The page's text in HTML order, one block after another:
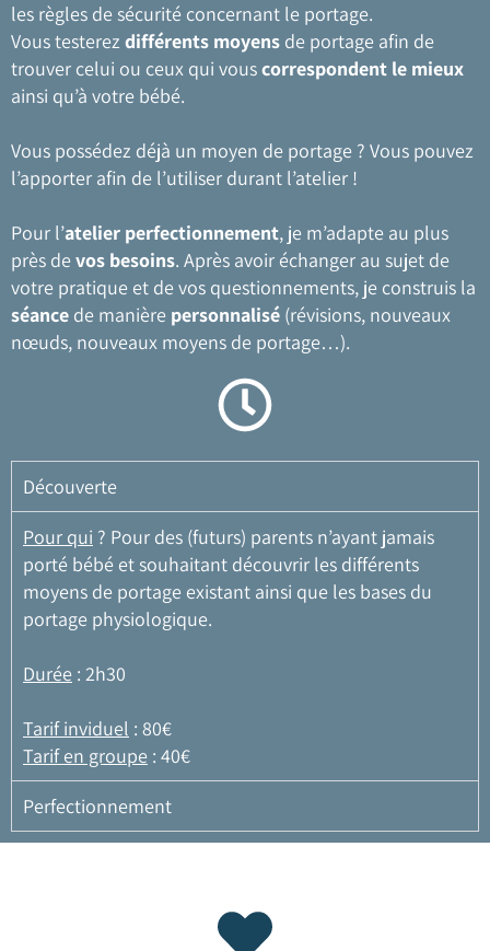
les règles de sécurité concernant le portage.
Vous testerez différents moyens de portage afin de
trouver celui ou ceux qui vouscorrespondent le mieux
ainsi qu’à votre bébé.
Vous possédez déjà un moyen de portage ? Vous pouvez
l’apporter afin de l’utiliser durant l’atelier !
Pour l’atelier perfectionnement, je m’adapte au plus
près devos besoins. Après avoir échanger au sujet de
votre pratique et de vos questionnements, je construis la
séance de manière personnalisé (révisions, nouveaux
nœuds, nouveaux moyens de portage…).
Découverte
Pour qui ? Pour des (futurs) parents n’ayant jamais
porté bébé et souhaitant découvrir les différents
moyens de portage existant ainsi que les bases du
portage physiologique.
Durée : 2h30
Tarif inviduel : 80€
Tarif en groupe : 40€
Perfectionnement